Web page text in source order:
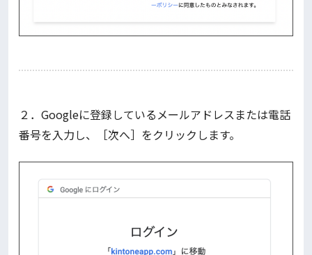
２．Googleに登録しているメールアドレスまたは電話
番号を入力し、［次へ］をクリックします。